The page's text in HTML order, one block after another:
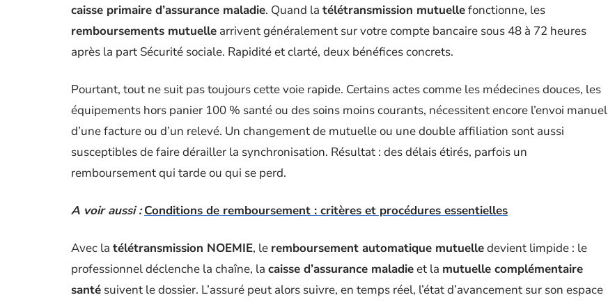
caisse primaire d’assurance maladie. Quand la télétransmission mutuellefonctionne, les
remboursements mutuelle arrivent généralement sur votre compte bancaire sous 48 à 72 heures
après la part Sécurité sociale. Rapidité et clarté, deux bénéfices concrets.
Pourtant, tout ne suit pas toujours cette voie rapide. Certains actes comme les médecines douces, les
équipements hors panier 100 % santé ou des soins moins courants, nécessitent encore l’envoi manuel
d’une facture ou d’un relevé. Un changement de mutuelle ou une double affiliation sont aussi
susceptibles de faire dérailler la synchronisation. Résultat : des délais étirés, parfois un
remboursement qui tarde ou qui se perd.
A voir aussi : Conditions de remboursement : critères et procédures essentielles
Avec la télétransmission NOEMIE, le remboursement automatique mutuelledevient limpide : le
professionnel déclenche la chaîne, la caisse d’assurance maladieet la mutuelle complémentaire
santé suivent le dossier. L’assuré peut alors suivre, en temps réel, l’état d’avancement sur son espace